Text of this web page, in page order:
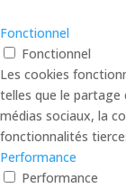
Fonctionnel
Fonctionnel
Les cookies
telles que le partage
médias sociaux, la
fonctionnalités
Performance
Performance